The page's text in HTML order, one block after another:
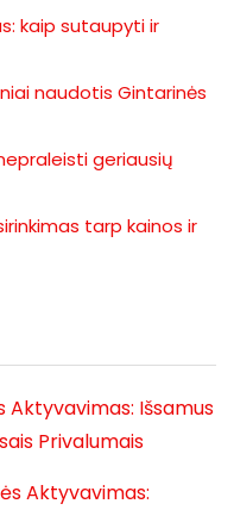
kaip sutaupyti ir
naudotis Gintarinės
geriausių
tarp kainos ir
Aktyvavimas: Išsamus
Privalumais
Aktyvavimas: